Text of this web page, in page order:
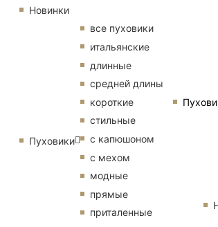
Новинки
Пуховики
все пуховики
итальянские
длинные
средней длины
короткие
стильные
с капюшоном
с мехом
модные
прямые
приталенные